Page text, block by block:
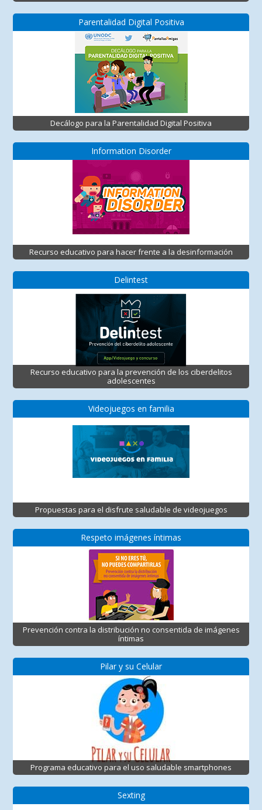
Parentalidad Digital Positiva
Decálogo para la Parentalidad Digital Positiva
Information Disorder
Recurso educativo para hacer frente a la desinformación
Delintest
Recurso educativo para la prevención de los ciberdelitos
adolescentes
Videojuegos en familia
Propuestas para el disfrute saludable de videojuegos
Respeto imágenes íntimas
Prevención contra la distribución no consentida de imágenes
íntimas
Pilar y su Celular
Programa educativo para el uso saludable smartphones
Sexting